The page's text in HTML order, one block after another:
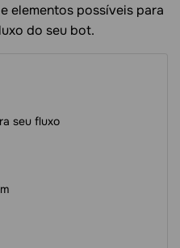
elementos possíveis para
do seu bot.
seu fluxo